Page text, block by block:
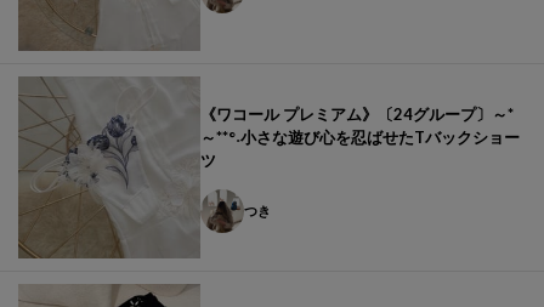
《ワコール プレミアム》〔24グループ〕～*
～**°˖小さな遊び心を忍ばせたTバックショー
ツ
つき